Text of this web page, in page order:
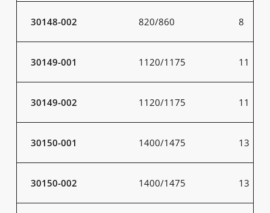
30148-002 820/860 8
30149-001 1120/1175 11
30149-002 1120/1175 11
30150-001 1400/1475 13
30150-002 1400/1475 13